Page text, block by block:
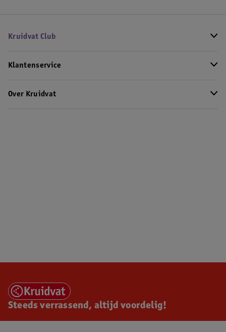
Kruidvat Club
Klantenservice
Over Kruidvat
Steeds verrassend, altijd voordelig!